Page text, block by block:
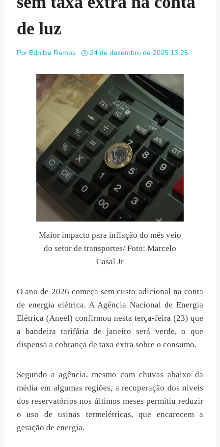
de luz
Por Ednilza Ramos 24 de dezembro de 2025 13:26
Maior impacto para inflação do mês veio
do setor de transportes/ Foto: Marcelo
Casal Jr
O ano de 2026 começa sem custo adicional na conta
de energia elétrica. A Agência Nacional de Energia
Elétrica (Aneel) confirmou nesta terça-feira (23) que
a bandeira tarifária de janeiro será verde, o que
dispensa a cobrança de taxa extra sobre o consumo.
Segundo a agência, mesmo com chuvas abaixo da
média em algumas regiões, a recuperação dos níveis
dos reservatórios nos últimos meses permitiu reduzir
o uso de usinas termelétricas, que encarecem a
geração de energia.